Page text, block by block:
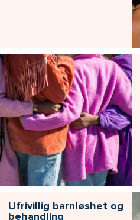
Ufrivillig barnløshet og
behandling